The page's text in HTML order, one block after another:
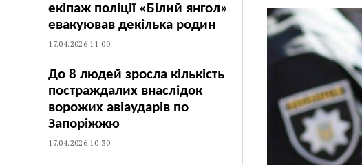
екіпаж поліції «Білий янгол»
евакуював декілька родин
17.04.2026 11:00
До 8 людей зросла кількість
постраждалих внаслідок
ворожих авіаударів по
Запоріжжю
17.04.2026 10:30